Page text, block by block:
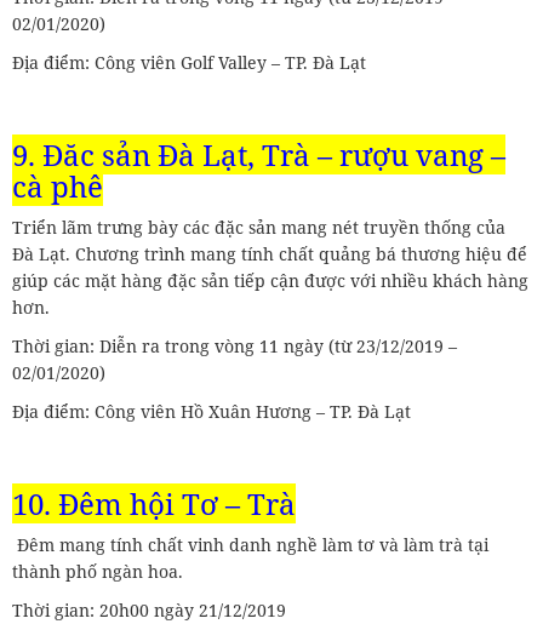
02/01/2020)
Địa điểm: Công viên Golf Valley – TP. Đà Lạt
9. Đặc sản Đà Lạt, Trà – rượu vang –
cà phê
Triển lãm trưng bày các đặc sản mang nét truyền thống của
Đà Lạt. Chương trình mang tính chất quảng bá thương hiệu để
giúp các mặt hàng đặc sản tiếp cận được với nhiều khách hàng
hơn.
Thời gian: Diễn ra trong vòng 11 ngày (từ 23/12/2019 –
02/01/2020)
Địa điểm: Công viên Hồ Xuân Hương – TP. Đà Lạt
10. Đêm hội Tơ – Trà
Đêm mang tính chất vinh danh nghề làm tơ và làm trà tại
thành phố ngàn hoa.
Thời gian: 20h00 ngày 21/12/2019